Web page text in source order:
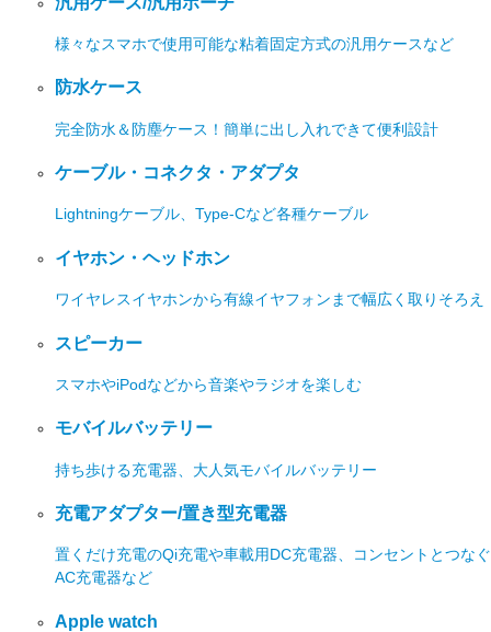
様々なスマホで使用可能な粘着固定方式の汎用ケースなど
防水ケース
完全防水＆防塵ケース！簡単に出し入れできて便利設計
ケーブル・コネクタ・アダプタ
Lightningケーブル、Type-Cなど各種ケーブル
イヤホン・ヘッドホン
ワイヤレスイヤホンから有線イヤフォンまで幅広く取りそろえ
スピーカー
スマホやiPodなどから音楽やラジオを楽しむ
モバイルバッテリー
持ち歩ける充電器、大人気モバイルバッテリー
充電アダプター/置き型充電器
置くだけ充電のQi充電や車載用DC充電器、コンセントとつなぐ
AC充電器など
Apple watch